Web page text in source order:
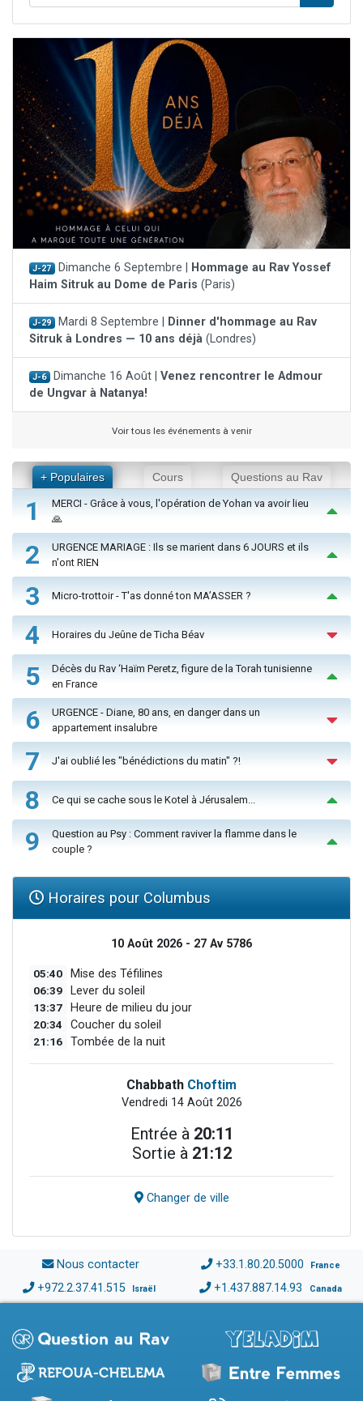
J-27 Dimanche 6 Septembre |
Hommage au Rav Yossef
Haim Sitruk au Dome de Paris (Paris)
J-29 Mardi 8 Septembre |
Dinner d'hommage au Rav
Sitruk à Londres — 10 ans déjà (Londres)
J-6 Dimanche 16 Août | Venez rencontrer le Admour
de Ungvar à Natanya!
Voir tous les événements à venir
+ Populaires Cours Questions au Rav
1
MERCI - Grâce à vous, l'opération de Yohan va avoir lieu
🙏
2
URGENCE MARIAGE : Ils se marient dans 6 JOURS et ils
n'ont RIEN
3 Micro-trottoir - T'as donné ton MA’ASSER ?
4 Horaires du Jeûne de Ticha Béav
5
Décès du Rav ‘Haïm Peretz, figure de la Torah tunisienne
en France
6
URGENCE - Diane, 80 ans, en danger dans un
appartement insalubre
7 J'ai oublié les "bénédictions du matin" ?!
8 Ce qui se cache sous le Kotel à Jérusalem...
9
Question au Psy : Comment raviver la flamme dans le
couple ?
Horaires pour Columbus
10 Août 2026 - 27 Av 5786
05:40 Mise des Téfilines
06:39 Lever du soleil
13:37 Heure de milieu du jour
20:34 Coucher du soleil
21:16 Tombée de la nuit
Chabbath Choftim
Vendredi 14 Août 2026
Entrée à 20:11
Sortie à 21:12
Changer de ville
Nous contacter +33.1.80.20.5000 France
+972.2.37.41.515 Israël +1.437.887.14.93 Canada